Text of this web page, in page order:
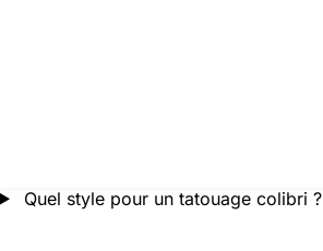
Quel style pour un tatouage colibri ?